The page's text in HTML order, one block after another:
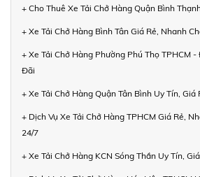
+ Cho Thuê Xe Tải Chở Hàng Quận Bình
+ Xe Tải Chở Hàng Bình Tân Giá Rẻ, Nhanh
+ Xe Tải Chở Hàng Phường Phú Thọ TPHCM
Đãi
+ Xe Tải Chở Hàng Quận Tân Bình Uy Tín, Giá
+ Dịch Vụ Xe Tải Chở Hàng TPHCM Giá Rẻ,
24/7
+ Xe Tải Chở Hàng KCN Sóng Thần Uy Tín,